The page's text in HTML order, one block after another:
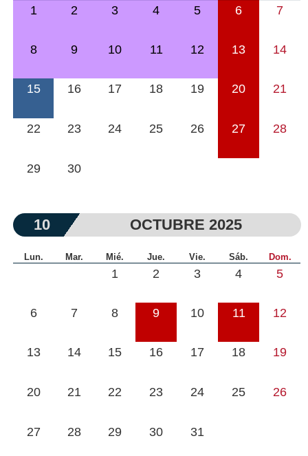
1 2 3 4 5 6 7
8 9 10 11 12 13 14
15 16 17 18 19 20 21
22 23 24 25 26 27 28
29 30
10 OCTUBRE 2025
Lun. Mar. Mié. Jue. Vie. Sáb. Dom.
1 2 3 4 5
6 7 8 9 10 11 12
13 14 15 16 17 18 19
20 21 22 23 24 25 26
27 28 29 30 31